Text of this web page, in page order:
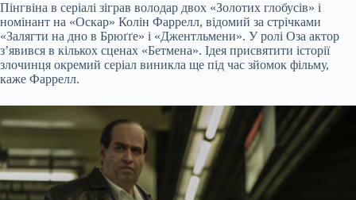
Пінгвіна в серіалі зіграв володар двох «Золотих глобусів» і
номінант на «Оскар» Колін Фаррелл, відомий за стрічками
«Залягти на дно в Брюґґе» і «Джентльмени». У ролі Оза актор
з’явився в кількох сценах «Бетмена». Ідея присвятити історії
злочинця окремий серіал виникла ще під час зйомок фільму,
каже Фаррелл.